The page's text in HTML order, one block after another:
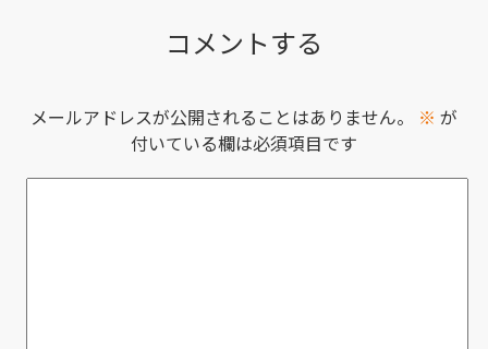
コメントする
メールアドレスが公開されることはありません。 ※ が
付いている欄は必須項目です